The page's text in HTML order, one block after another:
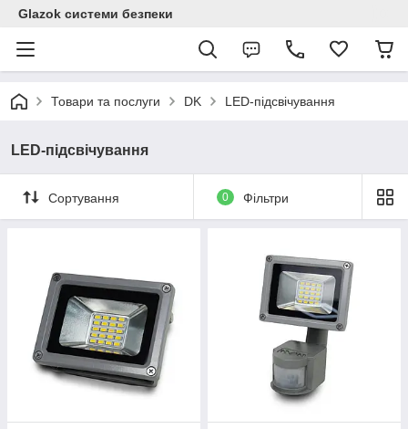
Glazok системи безпеки
Товари та послуги DK LED-підсвічування
LED-підсвічування
Сортування 0 Фільтри